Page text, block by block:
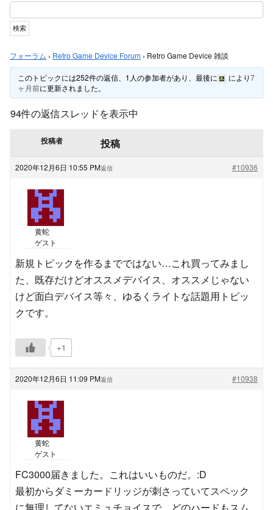
フォーラム › Retro Game Device Forum › Retro Game Device 雑談
このトピックには252件の返信、1人の参加者があり、最後に により7
ヶ月前に更新されました。
94件の返信スレッドを表示中
投稿者 投稿
2020年12月6日 10:55 PM #10936
返信
黄蛇
ゲスト
新規トピックを作るまでではない…これ買ってみまし
た、既存だけどオススメデバイス、オススメじゃない
けど面白デバイス等々、ゆるくライトな話題用トピッ
クです。
+1
2020年12月6日 11:09 PM #10938
返信
黄蛇
ゲスト
FC3000届きました。これはいいものだ。:D
最初からダミーカードリッジが刺さっていてスペック
に無理してないエミュチョイスで、どのハードもスム